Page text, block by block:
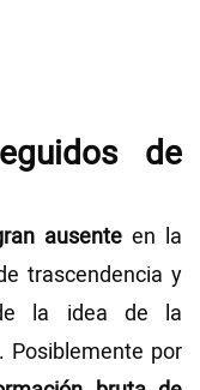
de
ausenteen la
trascendencia y
la idea de la
Posiblemente por